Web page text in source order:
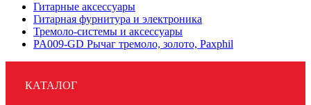
Гитарные аксессуары
Гитарная фурнитура и электроника
Тремоло-системы и аксессуары
PA009-GD Рычаг тремоло, золото, Paxphil
КАТАЛОГ